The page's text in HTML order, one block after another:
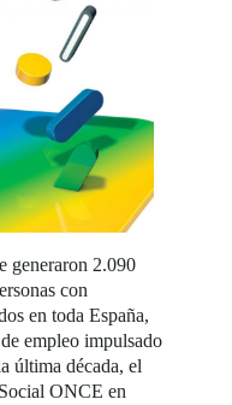
generaron 2.090
con
en toda España,
empleo impulsado
última década, el
ONCE en